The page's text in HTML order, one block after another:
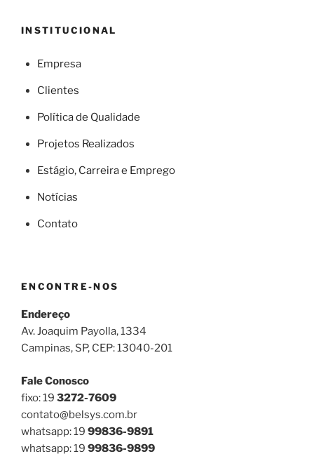
INSTITUCIONAL
Empresa
Clientes
Política de Qualidade
Projetos Realizados
Estágio, Carreira e Emprego
Notícias
Contato
ENCONTRE-NOS
Endereço
Av. Joaquim Payolla, 1334
Campinas, SP, CEP: 13040-201
Fale Conosco
fixo: 19 3272-7609
contato@belsys.com.br
whatsapp: 19 99836-9891
whatsapp: 19 99836-9899